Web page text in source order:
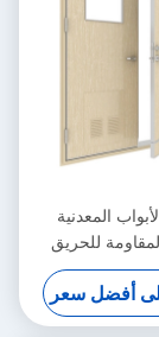
المعدنية
للحريق
ورقة مزدوجة
40 مم
أفضل سعر